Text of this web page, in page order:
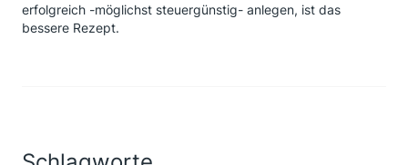
erfolgreich -möglichst steuergünstig- anlegen, ist das
bessere Rezept.